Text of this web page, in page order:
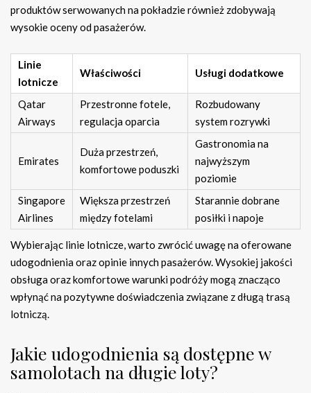
produktów serwowanych na pokładzie również zdobywają
wysokie oceny od pasażerów.
Linie
lotnicze
Właściwości Usługi dodatkowe
Qatar
Airways
Przestronne fotele,
regulacja oparcia
Rozbudowany
system rozrywki
Emirates
Duża przestrzeń,
komfortowe poduszki
Gastronomia na
najwyższym
poziomie
Singapore
Airlines
Większa przestrzeń
między fotelami
Starannie dobrane
posiłki i napoje
Wybierając linie lotnicze, warto zwrócić uwagę na oferowane
udogodnienia oraz opinie innych pasażerów. Wysokiej jakości
obsługa oraz komfortowe warunki podróży mogą znacząco
wpłynąć na pozytywne doświadczenia związane z długą trasą
lotniczą.
Jakie udogodnienia są dostępne w
samolotach na długie loty?